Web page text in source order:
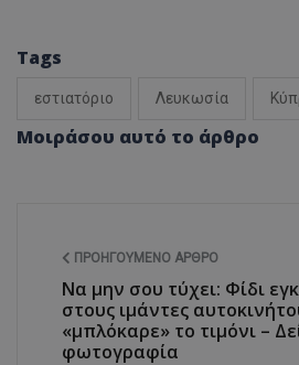
Tags
εστιατόριο Λευκωσία
Μοιράσου αυτό το άρθρο
ΠΡΟΗΓΟΎΜΕΝΟ ΆΡΘΡΟ
Να μην σου τύχει: Φίδι
στους ιμάντες
«μπλόκαρε» το τιμόνι –
φωτογραφία